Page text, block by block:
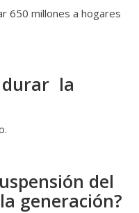
650 millones a hogares
durar la
del
generación?